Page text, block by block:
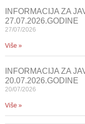
INFORMACIJA ZA
27.07.2026.GODINE
27/07/2026
Više »
INFORMACIJA ZA
20.07.2026.GODINE
20/07/2026
Više »